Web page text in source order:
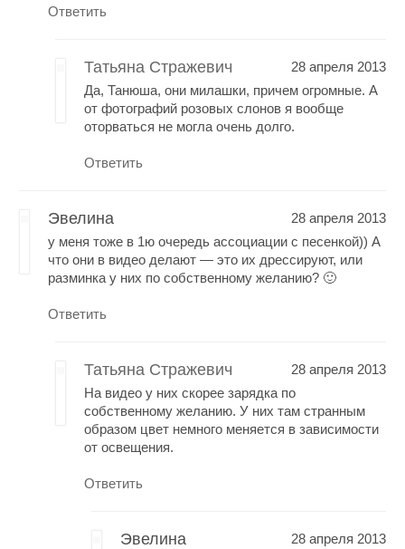
Ответить
Татьяна Стражевич
28 апреля 2013
Да, Танюша, они милашки, причем огромные. А
от фотографий розовых слонов я вообще
оторваться не могла очень долго.
Ответить
Эвелина
28 апреля 2013
у меня тоже в 1ю очередь ассоциации с песенкой)) А
что они в видео делают — это их дрессируют, или
разминка у них по собственному желанию? 🙂
Ответить
Татьяна Стражевич
28 апреля 2013
На видео у них скорее зарядка по
собственному желанию. У них там странным
образом цвет немного меняется в зависимости
от освещения.
Ответить
Эвелина
28 апреля 2013